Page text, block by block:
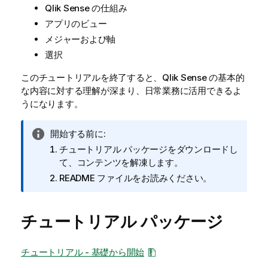
Qlik Senseの仕組み
アプリのビュー
メジャーおよび軸
選択
このチュートリアルを終了すると、 Qlik Senseの基本的
な内容に対する理解が深まり、日常業務に活用できるよ
うになります。
情
報
モ
開始する前に:
チュートリアル パッケージをダウンロードし
て、コンテンツを解凍します。
README ファイルをお読みください。
チュートリアル パッケージ
チュートリアル - 基礎から開始